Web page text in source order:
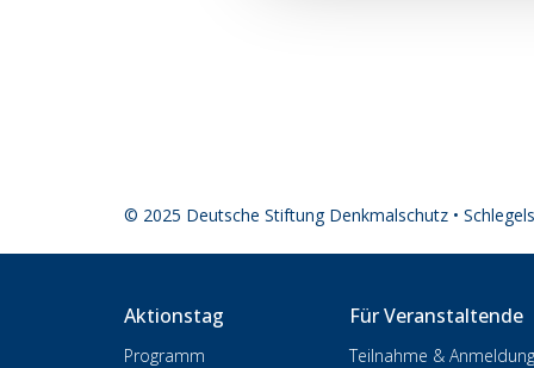
© 2025 Deutsche Stiftung Denkmalschutz •
Aktionstag
Programm
Für Veranstaltende
Teilnahme & Anmeldung